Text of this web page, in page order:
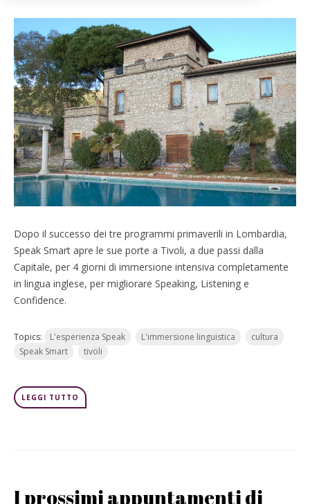
Dopo il successo dei tre programmi primaverili in Lombardia,
Speak Smart apre le sue porte a Tivoli, a due passi dalla
Capitale, per 4 giorni di immersione intensiva completamente
in lingua inglese, per migliorare Speaking, Listening e
Confidence.
Topics: L'esperienza Speak L'immersione linguistica
cultura
Speak Smart
tivoli
LEGGI TUTTO
I prossimi appuntamenti di